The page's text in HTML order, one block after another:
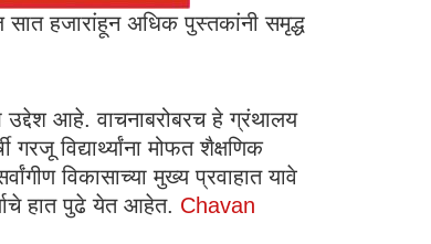
हजारांहून अधिक पुस्तकांनी समृद्ध
उद्देश आहे. वाचनाबरोबरच हे ग्रंथालय
विद्यार्थ्यांना मोफत शैक्षणिक
विकासाच्या मुख्य प्रवाहात यावे
हात पुढे येत आहेत. Chavan